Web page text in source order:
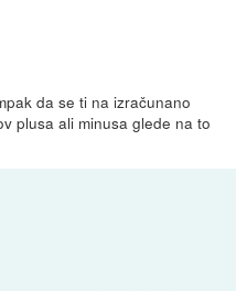
da se ti na izračunano
plusa ali minusa glede na to